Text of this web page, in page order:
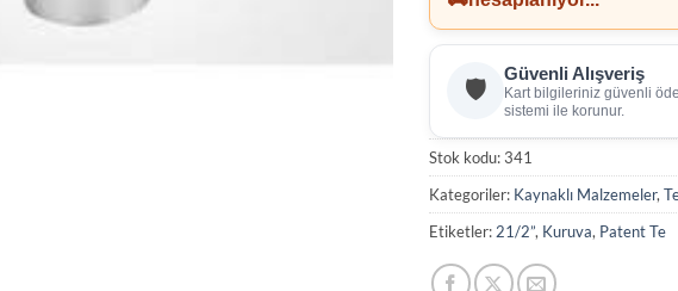
🛡️
Güvenli Alışveriş
Kart bilgileriniz güvenli
sistemi ile korunur.
Stok kodu:341
Kategoriler: Kaynaklı Malzemeler,
Etiketler: 21/2”, Kuruva, Patent Te